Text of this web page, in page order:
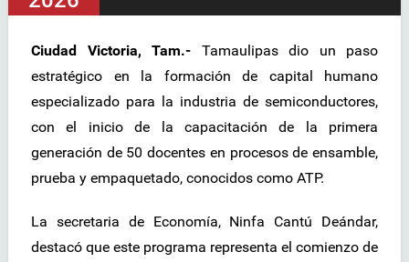
Ciudad Victoria, Tam.- Tamaulipas dio un paso
estratégico en la formación de capital humano
especializado para la industria de semiconductores,
con el inicio de la capacitación de la primera
generación de 50 docentes en procesos de ensamble,
prueba y empaquetado, conocidos como ATP.
La secretaria de Economía, Ninfa Cantú Deándar,
destacó que este programa representa el comienzo de